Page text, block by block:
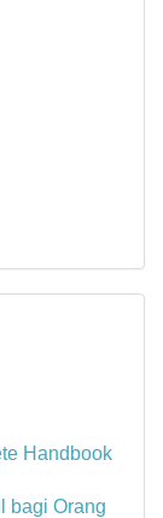
Handbook
bagi Orang